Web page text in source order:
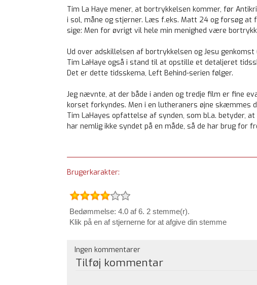
Tim La Haye mener, at bortrykkelsen kommer, før
i sol, måne og stjerner. Læs f.eks. Matt 24 og forsøg
sige: Men for øvrigt vil hele min menighed være
Ud over adskillelsen af bortrykkelsen og Jesu
Tim LaHaye også i stand til at opstille et detaljeret
Det er dette tidsskema, Left Behind-serien følger.
Jeg nævnte, at der både i anden og tredje film er fine
korset forkyndes. Men i en lutheraners øjne
Tim LaHayes opfattelse af synden, som bl.a. betyder,
har nemlig ikke syndet på en måde, så de har brug for
Brugerkarakter:
Bedømmelse: 4.0 af 6. 2 stemme(r).
Klik på en af stjernerne for at afgive din stemme
Ingen kommentarer
Tilføj kommentar